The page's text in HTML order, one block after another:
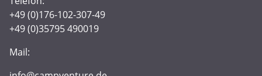
+49 (0)176-102-307-49
+49 (0)35795 490019
Mail: